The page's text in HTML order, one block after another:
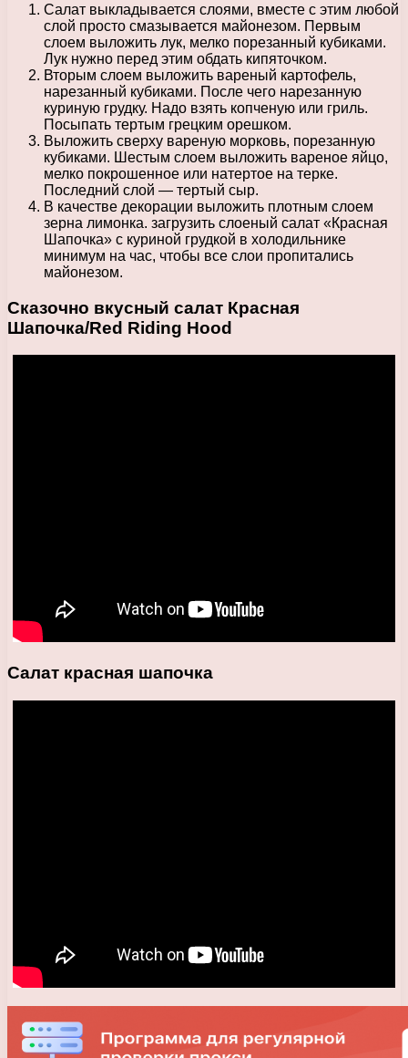
Салат выкладывается слоями, вместе с этим любой
слой просто смазывается майонезом. Первым
слоем выложить лук, мелко порезанный кубиками.
Лук нужно перед этим обдать кипяточком.
Вторым слоем выложить вареный картофель,
нарезанный кубиками. После чего нарезанную
куриную грудку. Надо взять копченую или гриль.
Посыпать тертым грецким орешком.
Выложить сверху вареную морковь, порезанную
кубиками. Шестым слоем выложить вареное яйцо,
мелко покрошенное или натертое на терке.
Последний слой — тертый сыр.
В качестве декорации выложить плотным слоем
зерна лимонка. загрузить слоеный салат «Красная
Шапочка» с куриной грудкой в холодильнике
минимум на час, чтобы все слои пропитались
майонезом.
Сказочно вкусный салат Красная
Шапочка/Red Riding Hood
Салат красная шапочка